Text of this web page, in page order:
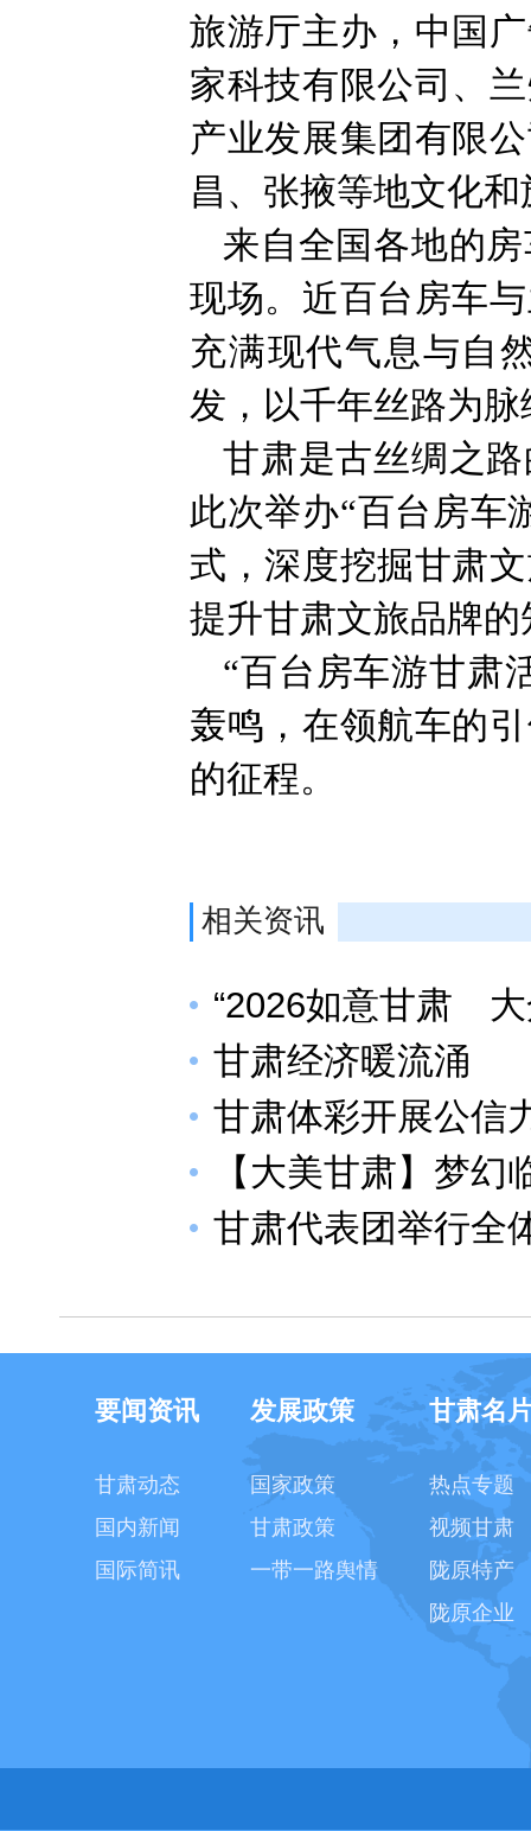
旅游厅主办，中国
家科技有限公司、
产业发展集团有限
昌、张掖等地文化
来自全国各地的
现场。近百台房车
充满现代气息与自
发，以千年丝路为
甘肃是古丝绸之
此次举办“百台房车
式，深度挖掘甘肃
提升甘肃文旅品牌
“百台房车游甘肃
轰鸣，在领航车的
的征程。
相关资讯
“2026如意甘肃 大
甘肃经济暖流涌
甘肃体彩开展公信
【大美甘肃】梦
甘肃代表团举行全
要闻资讯
甘肃动态
国内新闻
国际简讯
发展政策
国家政策
甘肃政策
一带一路舆情
甘肃名
热点专题
视频甘肃
陇原特产
陇原企业